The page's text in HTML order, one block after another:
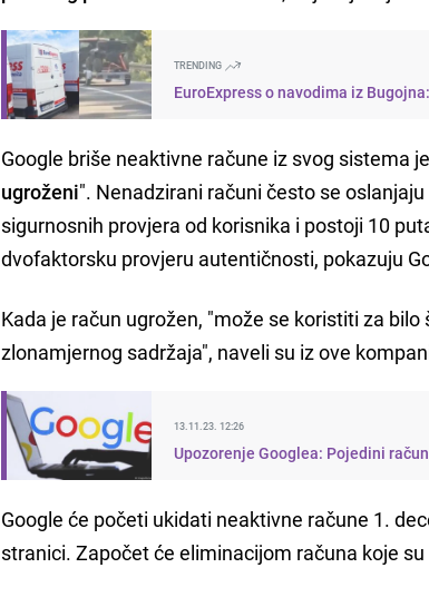
TRENDING
EuroExpress o navodima iz
Google briše neaktivne račune iz svog sistema
ugroženi". Nenadzirani računi često se
sigurnosnih provjera od korisnika i postoji 10
dvofaktorsku provjeru autentičnosti, pokazuju
Kada je račun ugrožen, "može se koristiti za
zlonamjernog sadržaja", naveli su iz ove
13.11.23. 12:26
Upozorenje Googlea: Pojedini
Google će početi ukidati neaktivne račune 1.
stranici. Započet će eliminacijom računa koje